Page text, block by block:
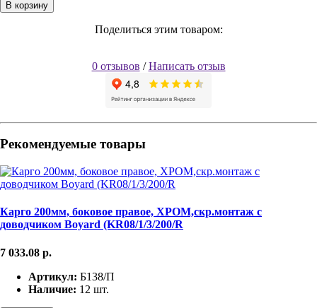
В корзину
Поделиться этим товаром:
0 отзывов /Написать отзыв
Рекомендуемые товары
Карго 200мм, боковое правое, ХРОМ,скр.монтаж с
доводчиком Boyard (KR08/1/3/200/R
7 033.08 р.
Артикул: Б138/П
Наличие: 12 шт.